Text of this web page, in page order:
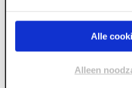
Alle
Alleen
Log in
Wil je de scherpste prijs?